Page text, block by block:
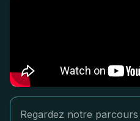
Regardez notre